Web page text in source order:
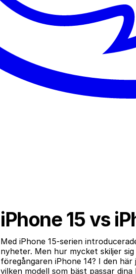
iPhone 15 vs
Med iPhone 15-serien
nyheter. Men hur mycket skiljer
föregångaren iPhone 14? I den
vilken modell som bäst passar